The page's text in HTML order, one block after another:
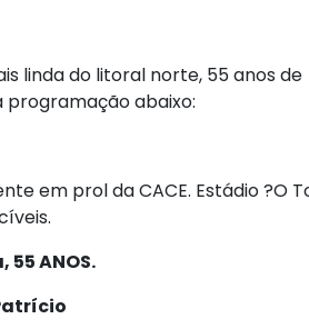
linda do litoral norte, 55 anos de
abaixo:
em prol da CACE. Estádio ?O
ANOS.